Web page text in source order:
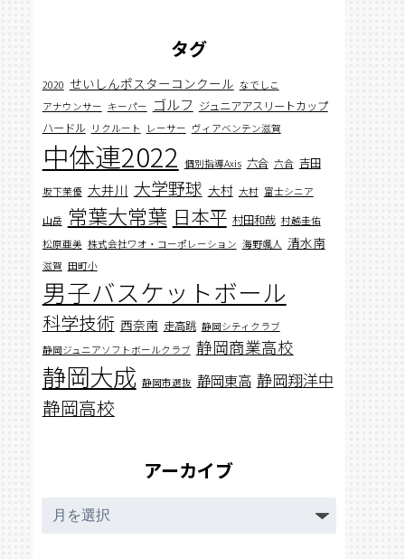
タグ
2020 せいしんポスターコンクール なでしこ
アナウンサー キーパー ゴルフ ジュニアアスリートカップ
ハードル リクルート レーサー ヴィアベンテン滋賀
中体連2022 個別指導Axis 六合 六合 吉田
坂下茉優 大井川 大学野球 大村 大村 富士シニア
山岳 常葉大常葉 日本平 村田和哉 村越圭佑
松原亜美 株式会社ワオ・コーポレーション 海野颯人 清水南
滋賀 田町小
男子バスケットボール
科学技術 西奈南 走高跳 静岡シティクラブ
静岡ジュニアソフトボールクラブ 静岡商業高校
静岡大成 静岡市選抜 静岡東高 静岡翔洋中
静岡高校
アーカイブ
ー